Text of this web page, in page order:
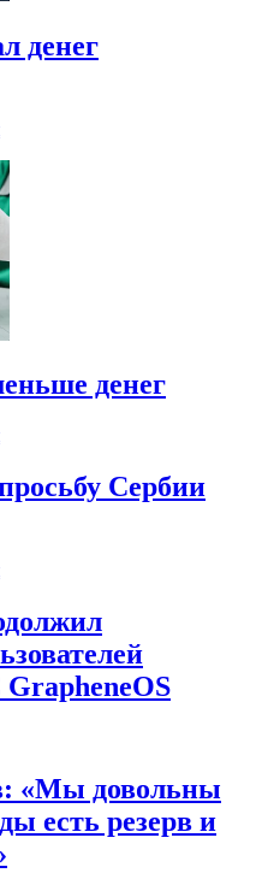
денег
денег
Сербии
«Мы довольны
есть резерв и